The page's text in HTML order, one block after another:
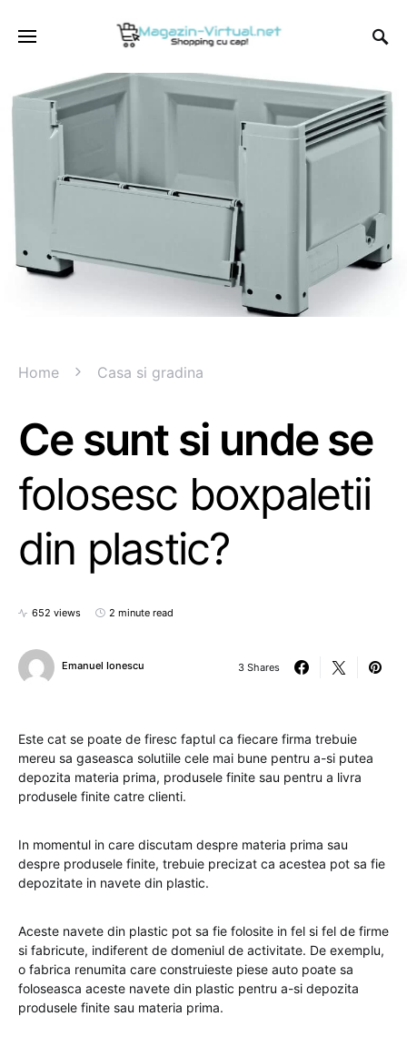
Home Casa si gradina
Ce sunt si unde se
folosesc boxpaletii
din plastic?
652 views 2 minute read
Emanuel Ionescu 3 Shares
Este cat se poate de firesc faptul ca fiecare firma trebuie
mereu sa gaseasca solutiile cele mai bune pentru a-si putea
depozita materia prima, produsele finite sau pentru a livra
produsele finite catre clienti.
In momentul in care discutam despre materia prima sau
despre produsele finite, trebuie precizat ca acestea pot sa fie
depozitate in navete din plastic.
Aceste navete din plastic pot sa fie folosite in fel si fel de firme
si fabricute, indiferent de domeniul de activitate. De exemplu,
o fabrica renumita care construieste piese auto poate sa
foloseasca aceste navete din plastic pentru a-si depozita
produsele finite sau materia prima.